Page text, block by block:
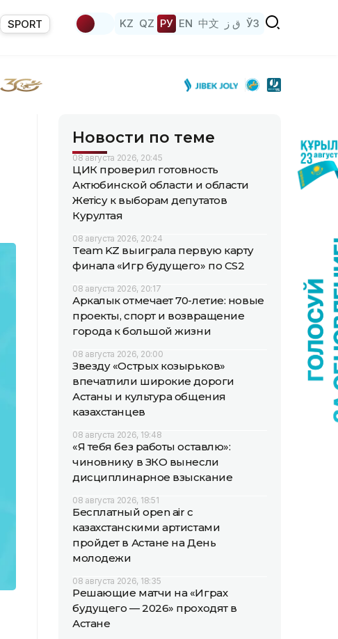
SPORT KZ QZ РУ EN 中文 ق ز ЎЗ
Новости по теме
08 августа 2026, 20:45
ЦИК проверил готовность
Актюбинской области и области
Жетісу к выборам депутатов
Курултая
08 августа 2026, 20:24
Team KZ выиграла первую карту
финала «Игр будущего» по CS2
08 августа 2026, 20:17
Аркалык отмечает 70-летие: новые
проекты, спорт и возвращение
города к большой жизни
08 августа 2026, 20:00
Звезду «Острых козырьков»
впечатлили широкие дороги
Астаны и культура общения
казахстанцев
08 августа 2026, 19:48
«Я тебя без работы оставлю»:
чиновнику в ЗКО вынесли
дисциплинарное взыскание
08 августа 2026, 18:51
Бесплатный open air с
казахстанскими артистами
пройдет в Астане на День
молодежи
08 августа 2026, 18:35
Решающие матчи на «Играх
будущего — 2026» проходят в
Астане